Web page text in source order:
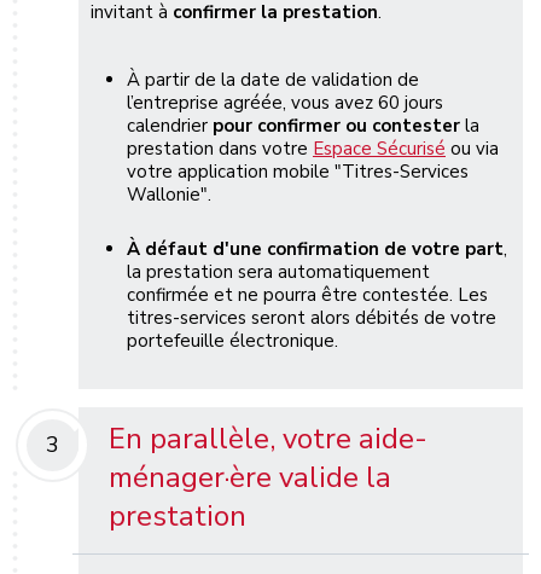
invitant à confirmer la prestation.
À partir de la date de validation de
l’entreprise agréée, vous avez 60 jours
calendrier pour confirmer ou contester la
prestation dans votre Espace Sécurisé ou via
votre application mobile "Titres-Services
Wallonie".
À défaut d'une confirmation de votre part,
la prestation sera automatiquement
confirmée et ne pourra être contestée. Les
titres-services seront alors débités de votre
portefeuille électronique.
3
En parallèle, votre aide-
ménager·ère valide la
prestation